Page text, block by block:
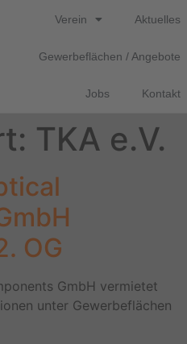
Verein Aktuelles
Gewerbeflächen / Angebote
Jobs Kontakt
TKA e.V.
OG
GmbH vermietet
unter Gewerbeflächen